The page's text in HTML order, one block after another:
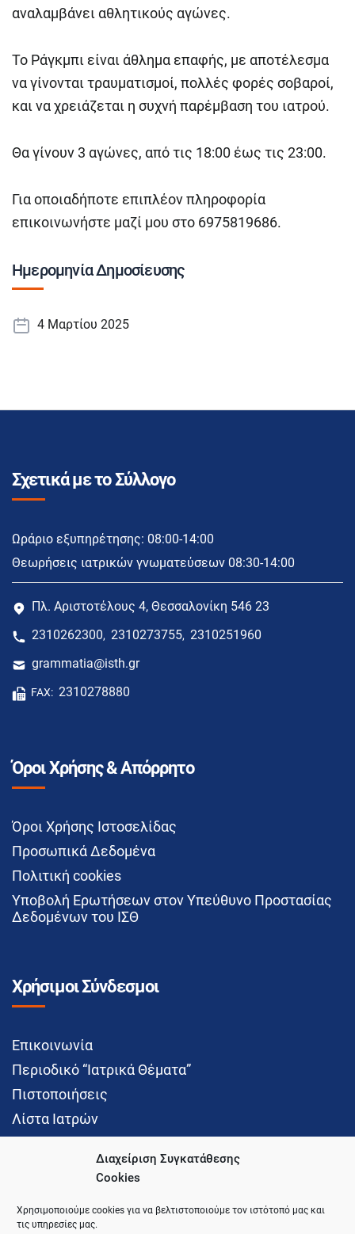
Διαχείριση Συγκατάθεσης
Cookies
Χρησιμοποιούμε cookies για να βελτιστοποιούμε τον ιστότοπό μας και
τις υπηρεσίες μας.
αναλαμβάνει αθλητικούς αγώνες.
Το Ράγκμπι είναι άθλημα επαφής, με αποτέλεσμα
να γίνονται τραυματισμοί, πολλές φορές σοβαροί,
και να χρειάζεται η συχνή παρέμβαση του ιατρού.
Θα γίνουν 3 αγώνες, από τις 18:00 έως τις 23:00.
Για οποιαδήποτε επιπλέον πληροφορία
επικοινωνήστε μαζί μου στο 6975819686.
Ημερομηνία Δημοσίευσης
4 Μαρτίου 2025
Σχετικά με το Σύλλογο
Ωράριο εξυπηρέτησης: 08:00-14:00
Θεωρήσεις ιατρικών γνωματεύσεων 08:30-14:00
Πλ. Αριστοτέλους 4, Θεσσαλονίκη 546 23
2310262300, 2310273755, 2310251960
grammatia@isth.gr
FAX: 2310278880
Όροι Χρήσης & Απόρρητο
Όροι Χρήσης Ιστοσελίδας
Προσωπικά Δεδομένα
Πολιτική cookies
Υποβολή Ερωτήσεων στον Υπεύθυνο Προστασίας
Δεδομένων του ΙΣΘ
Χρήσιμοι Σύνδεσμοι
Επικοινωνία
Περιοδικό “Ιατρικά Θέματα”
Πιστοποιήσεις
Λίστα Ιατρών
Social Media